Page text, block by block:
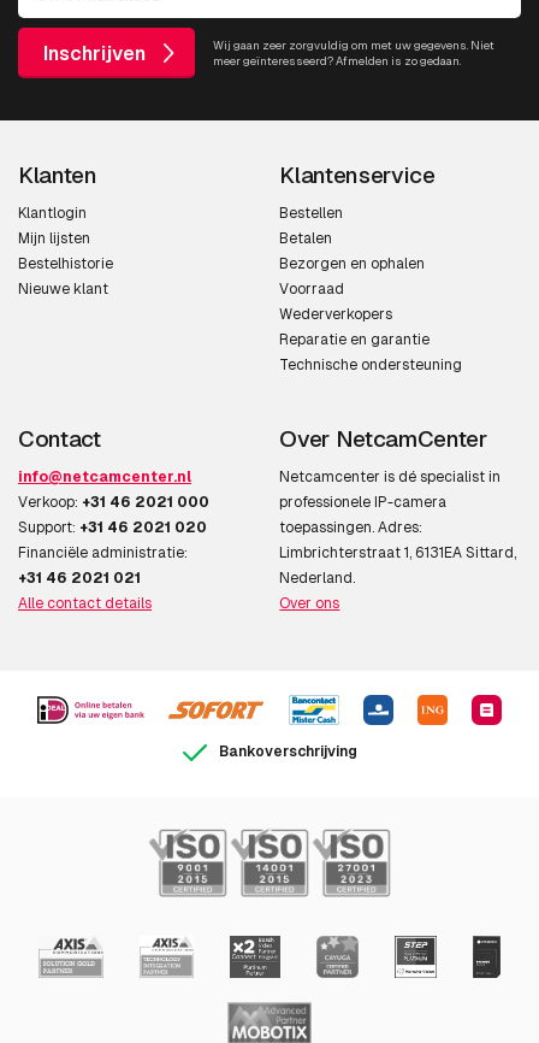
Inschrijven
Wij gaan zeer zorgvuldig om met uw gegevens. Niet
meer geïnteresseerd? Afmelden is zo gedaan.
Klanten
Klantlogin
Mijn lijsten
Bestelhistorie
Nieuwe klant
Klantenservice
Bestellen
Betalen
Bezorgen en ophalen
Voorraad
Wederverkopers
Reparatie en garantie
Technische ondersteuning
Contact
info@netcamcenter.nl
Verkoop: +31 46 2021 000
Support: +31 46 2021 020
Financiële administratie:
+31 46 2021 021
Alle contact details
Over NetcamCenter
Netcamcenter is dé specialist in
professionele IP-camera
toepassingen. Adres:
Limbrichterstraat 1, 6131EA Sittard,
Nederland.
Over ons
Bankoverschrijving